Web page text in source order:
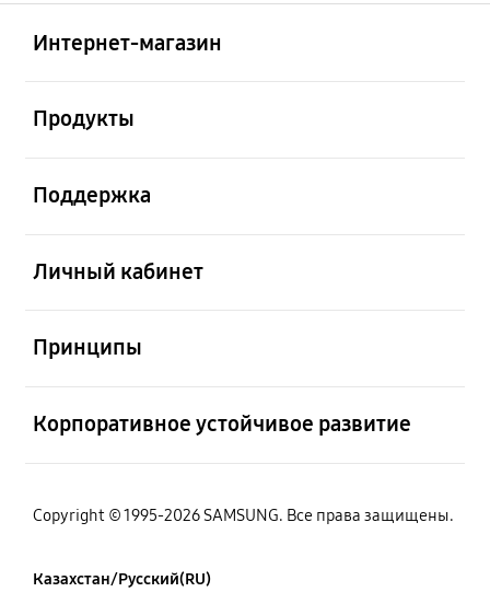
Интернет-магазин
Продукты
Поддержка
Личный кабинет
Принципы
Корпоративное устойчивое развитие
Copyright © 1995-2026 SAMSUNG. Все права защищены.
Казахстан/Русский(RU)